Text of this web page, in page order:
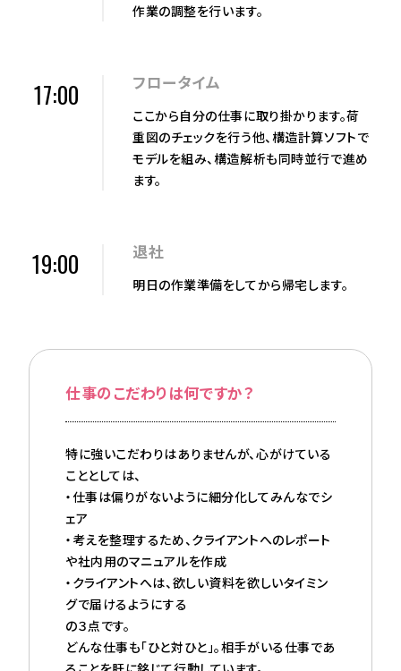
作業の調整を行います。
17:00 フロータイム
ここから自分の仕事に取り掛かります。荷
重図のチェックを行う他、構造計算ソフトで
モデルを組み、構造解析も同時並行で進め
ます。
19:00 退社
明日の作業準備をしてから帰宅します。
仕事のこだわりは何ですか？
特に強いこだわりはありませんが、心がけている
こととしては、
・仕事は偏りがないように細分化してみんなでシ
ェア
・考えを整理するため、クライアントへのレポート
や社内用のマニュアルを作成
・クライアントへは、欲しい資料を欲しいタイミン
グで届けるようにする
の３点です。
どんな仕事も「ひと対ひと」。相手がいる仕事であ